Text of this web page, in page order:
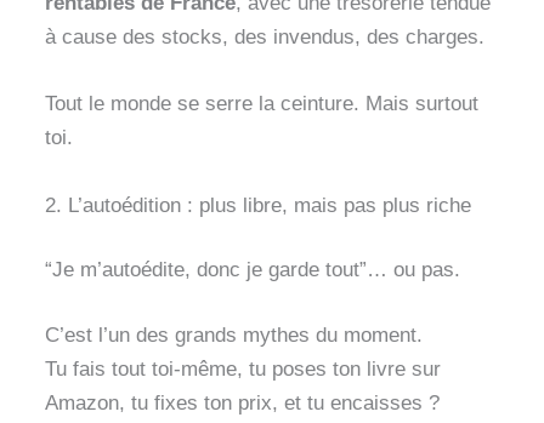
à cause des stocks, des invendus, des charges.
Tout le monde se serre la ceinture. Mais surtout
toi.
2. L’autoédition : plus libre, mais pas plus riche
“Je m’autoédite, donc je garde tout”… ou pas.
C’est l’un des grands mythes du moment.
Tu fais tout toi-même, tu poses ton livre sur
Amazon, tu fixes ton prix, et tu encaisses ?